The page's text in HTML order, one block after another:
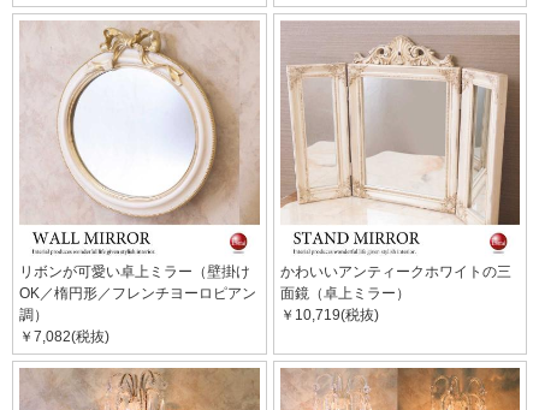
リボンが可愛い卓上ミラー（壁掛け
OK／楕円形／フレンチヨーロピアン
調）
￥7,082(税抜)
かわいいアンティークホワイトの三
面鏡（卓上ミラー）
￥10,719(税抜)